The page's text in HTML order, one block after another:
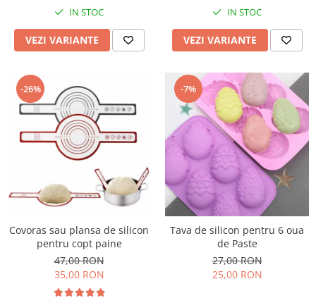
IN STOC
VEZI VARIANTE
IN STOC
VEZI VARIANTE
-26%
Covoras sau plansa de silicon
pentru copt paine
47,00 RON
35,00 RON
-7%
Tava de silicon pentru 6 oua
de Paste
27,00 RON
25,00 RON